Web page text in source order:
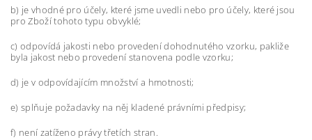
b) je vhodné pro účely, které jsme uvedli nebo pro účely, které jsou
pro Zboží tohoto typu obvyklé;
c) odpovídá jakosti nebo provedení dohodnutého vzorku, pakliže
byla jakost nebo provedení stanovena podle vzorku;
d) je v odpovídajícím množství a hmotnosti;
e) splňuje požadavky na něj kladené právními předpisy;
f) není zatíženo právy třetích stran.